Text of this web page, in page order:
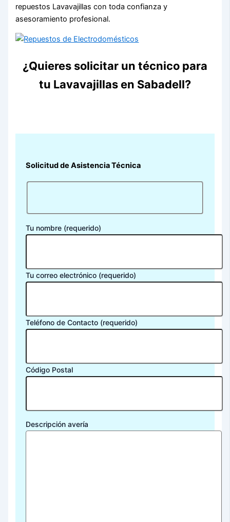
repuestos Lavavajillas con toda confianza y
asesoramiento profesional.
¿Quieres solicitar un técnico para
tu Lavavajillas en Sabadell?
Solicitud de Asistencia Técnica
Tu nombre (requerido)
Tu correo electrónico (requerido)
Teléfono de Contacto (requerido)
Código Postal
Descripción avería